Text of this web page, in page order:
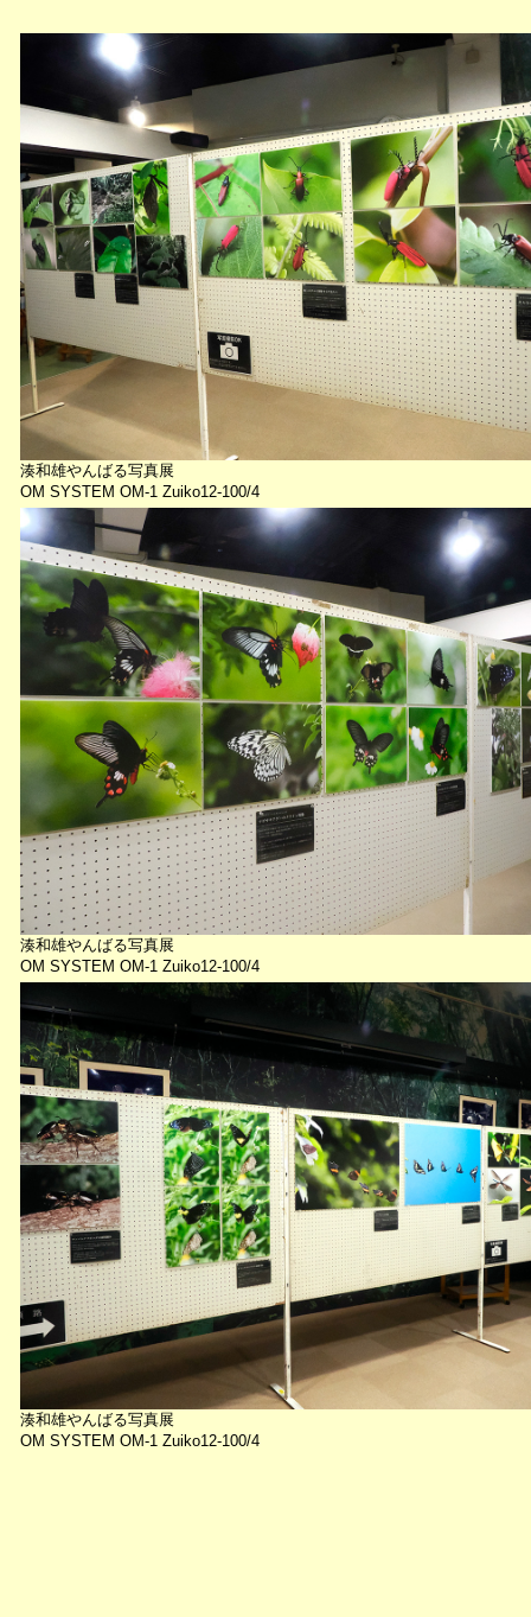
湊和雄やんばる写真展
OM SYSTEM OM-1 Zuiko12-100/4
湊和雄やんばる写真展
OM SYSTEM OM-1 Zuiko12-100/4
湊和雄やんばる写真展
OM SYSTEM OM-1 Zuiko12-100/4